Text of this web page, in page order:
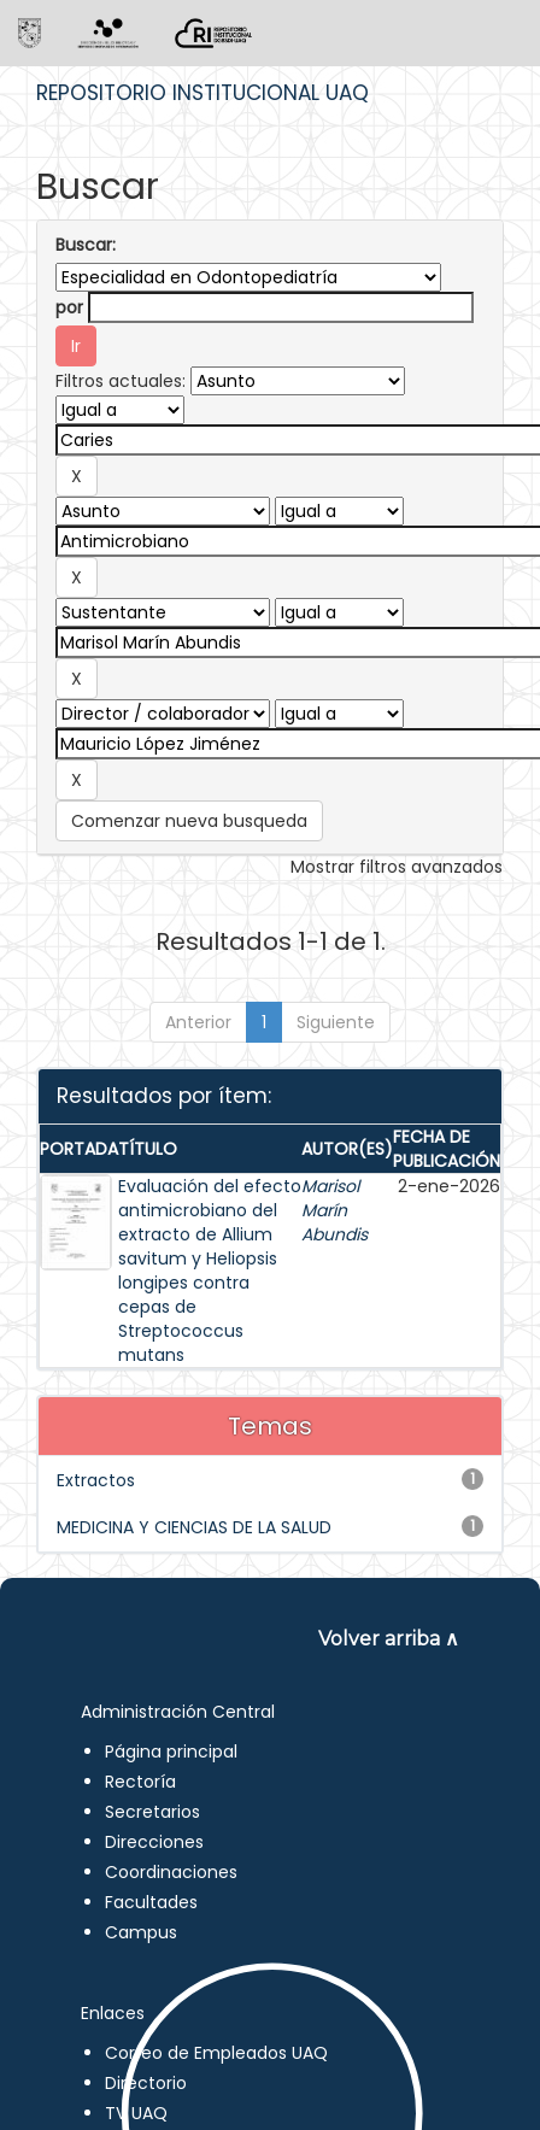
REPOSITORIO INSTITUCIONAL UAQ
Buscar
Buscar:
por
Filtros actuales:
Comenzar nueva busqueda
Mostrar filtros avanzados
Resultados 1-1 de 1.
Anterior 1 Siguiente
Resultados por ítem:
PORTADATÍTULO AUTOR(ES)FECHA DE
PUBLICACIÓN
Evaluación del efecto
antimicrobiano del
extracto de Allium
savitum y Heliopsis
longipes contra
cepas de
Streptococcus
mutans
Marisol
Marín
Abundis
2-ene-2026
Temas
1
Extractos
1
MEDICINA Y CIENCIAS DE LA SALUD
Volver arriba ∧
Administración Central
Página principal
Rectoría
Secretarios
Direcciones
Coordinaciones
Facultades
Campus
Enlaces
Correo de Empleados UAQ
Directorio
TV UAQ